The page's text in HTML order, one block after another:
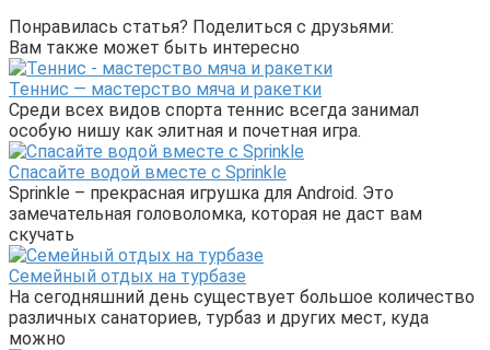
Понравилась статья? Поделиться с друзьями:
Вам также может быть интересно
Теннис — мастерство мяча и ракетки
Среди всех видов спорта теннис всегда занимал
особую нишу как элитная и почетная игра.
Спасайте водой вместе с Sprinkle
Sprinkle – прекрасная игрушка для Android. Это
замечательная головоломка, которая не даст вам
скучать
Семейный отдых на турбазе
На сегодняшний день существует большое количество
различных санаториев, турбаз и других мест, куда
можно